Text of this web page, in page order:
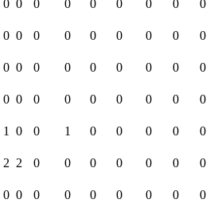
0 0 0 0 0 0 0 0 0
0 0 0 0 0 0 0 0 0
0 0 0 0 0 0 0 0 0
0 0 0 0 0 0 0 0 0
1 0 0 1 0 0 0 0 0
2 2 0 0 0 0 0 0 0
0 0 0 0 0 0 0 0 0